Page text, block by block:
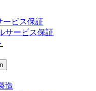
ービス保証
サービス保証
造